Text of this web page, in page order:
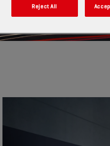
Reject All